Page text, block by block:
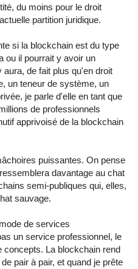
du moins pour le droit
partition juridique.
si la blockchain est du type
ou il pourrait y avoir un
aura, de fait plus qu'en droit
un teneur de système, un
je parle d'elle en tant que
de professionnels
apprivoisé de la blockchain
puissantes. On pense
davantage au chat
semi-publiques qui, elles,
sauvage.
de services
un service professionnel, le
concepts. La blockchain rend
pair à pair, et quand je prête